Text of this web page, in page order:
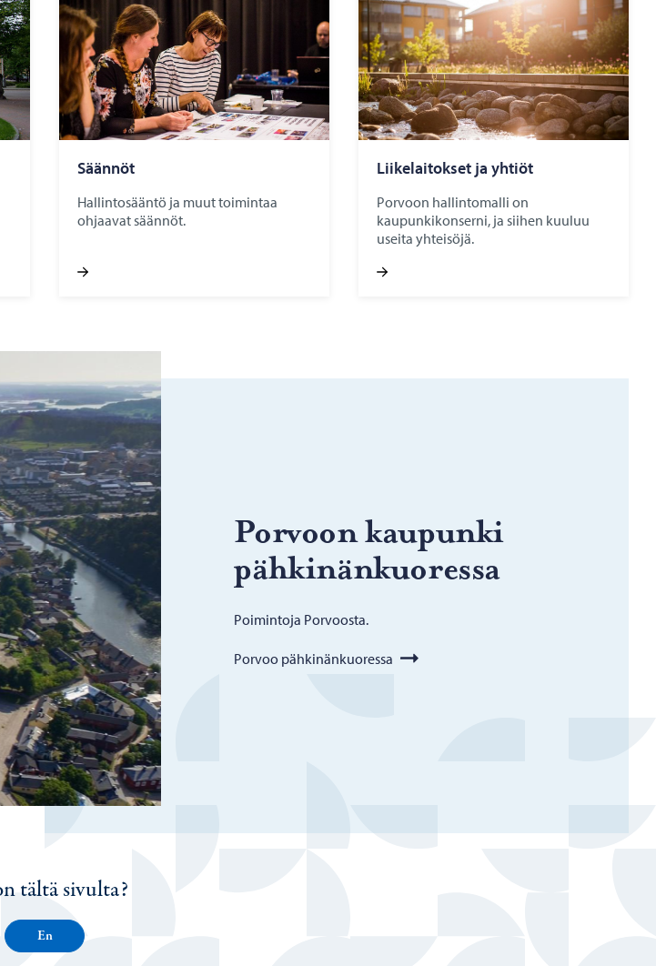
Sään­nöt
Hallintosääntö ja muut toimintaa
ohjaavat säännöt.
Lii­ke­lai­tok­set ja yh­tiöt
Porvoon hallintomalli on
kaupunkikonserni, ja siihen kuuluu
useita yhteisöjä.
Por­voon kau­pun­ki
päh­ki­nän­kuo­res­sa
Poimintoja Porvoosta.
Porvoo pähkinänkuoressa
tältä sivulta?
En